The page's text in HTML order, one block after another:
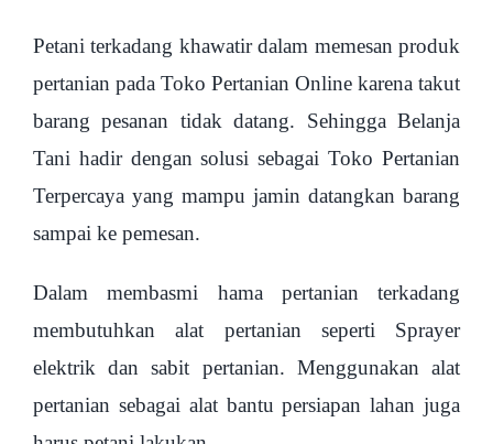
Petani terkadang khawatir dalam memesan produk
pertanian pada Toko Pertanian Online karena takut
barang pesanan tidak datang. Sehingga Belanja
Tani hadir dengan solusi sebagai Toko Pertanian
Terpercaya yang mampu jamin datangkan barang
sampai ke pemesan.
Dalam membasmi hama pertanian terkadang
membutuhkan alat pertanian seperti Sprayer
elektrik dan sabit pertanian. Menggunakan alat
pertanian sebagai alat bantu persiapan lahan juga